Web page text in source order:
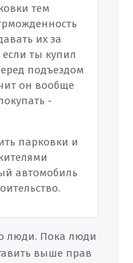
тем
их за
ты купил
подъездом
он вообще
-
парковки и
автомобиль
люди. Пока люди
выше прав